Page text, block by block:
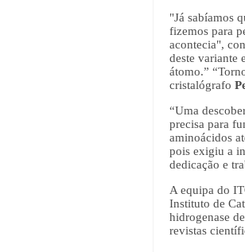
"Já sabíamos
fizemos para
acontecia",
deste variante
átomo.”
cristalógrafo
“Uma
precisa para
aminoácidos
pois exigiu a
dedicação e
A equipa do
Instituto de
hidrogenase
revistas